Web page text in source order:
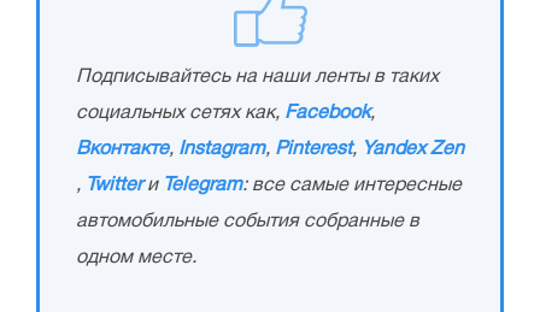
Подписывайтесь на наши ленты в таких
социальных сетях как, Facebook,
Вконтакте, Instagram, Pinterest, Yandex Zen
, Twitterи Telegram: все самые интересные
автомобильные события собранные в
одном месте.